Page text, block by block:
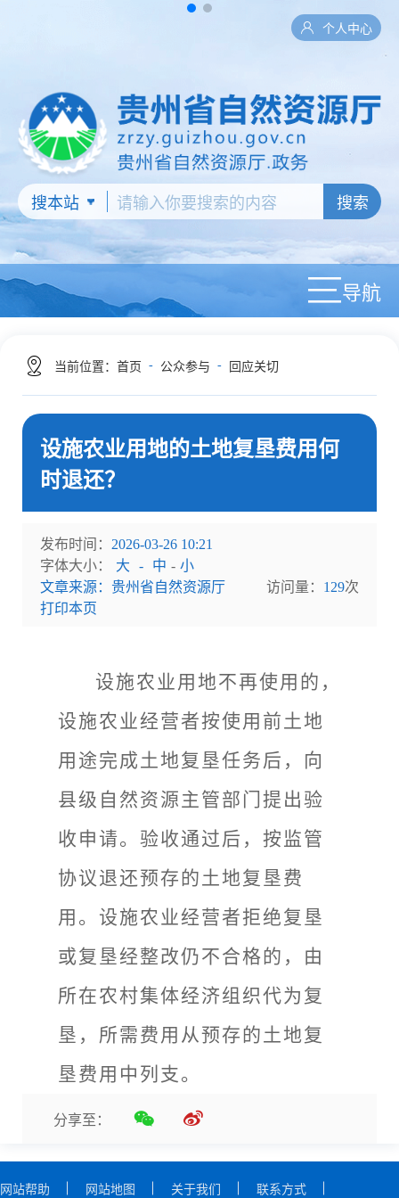
个人中心
搜索
导航
当前位置： 首页 - 公众参与 - 回应关切
设施农业用地的土地复垦费用何
时退还？
发布时间： 2026-03-26 10:21
字体大小：
大 - 中 - 小
文章来源：贵州省自然资源厅
访问量： 129次
打印本页
设施农业用地不再使用的，
设施农业经营者按使用前土地
用途完成土地复垦任务后，向
县级自然资源主管部门提出验
收申请。验收通过后，按监管
协议退还预存的土地复垦费
用。设施农业经营者拒绝复垦
或复垦经整改仍不合格的，由
所在农村集体经济组织代为复
垦，所需费用从预存的土地复
垦费用中列支。
分享至：
网站帮助 网站地图 关于我们 联系方式